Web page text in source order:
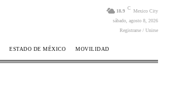
18.9
C
Mexico City
sábado, agosto 8, 2026
Registrarse / Unirse
ESTADO DE MÉXICO MOVILIDAD